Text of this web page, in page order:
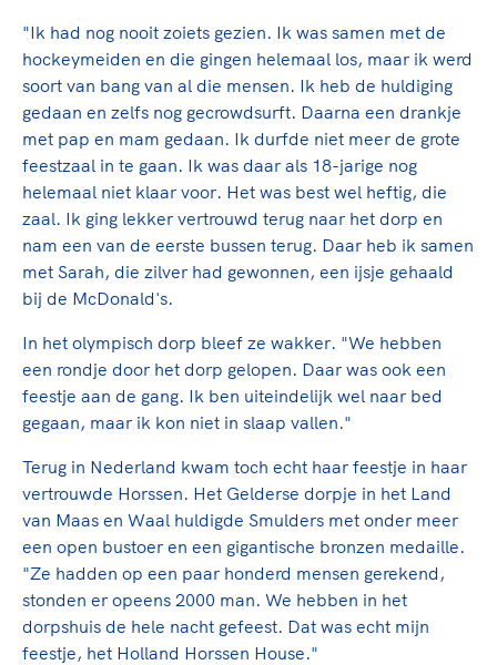
"Ik had nog nooit zoiets gezien. Ik was samen met de
hockeymeiden en die gingen helemaal los, maar ik werd
soort van bang van al die mensen. Ik heb de huldiging
gedaan en zelfs nog gecrowdsurft. Daarna een drankje
met pap en mam gedaan. Ik durfde niet meer de grote
feestzaal in te gaan. Ik was daar als 18-jarige nog
helemaal niet klaar voor. Het was best wel heftig, die
zaal. Ik ging lekker vertrouwd terug naar het dorp en
nam een van de eerste bussen terug. Daar heb ik samen
met Sarah, die zilver had gewonnen, een ijsje gehaald
bij de McDonald's.
In het olympisch dorp bleef ze wakker. "We hebben
een rondje door het dorp gelopen. Daar was ook een
feestje aan de gang. Ik ben uiteindelijk wel naar bed
gegaan, maar ik kon niet in slaap vallen."
Terug in Nederland kwam toch echt haar feestje in haar
vertrouwde Horssen. Het Gelderse dorpje in het Land
van Maas en Waal huldigde Smulders met onder meer
een open bustoer en een gigantische bronzen medaille.
"Ze hadden op een paar honderd mensen gerekend,
stonden er opeens 2000 man. We hebben in het
dorpshuis de hele nacht gefeest. Dat was echt mijn
feestje, het Holland Horssen House."